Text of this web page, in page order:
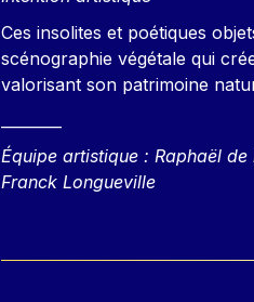
Ces insolites et poétiques
scénographie végétale qui
valorisant son patrimoine
Équipe artistique : Raphaël
Franck Longueville